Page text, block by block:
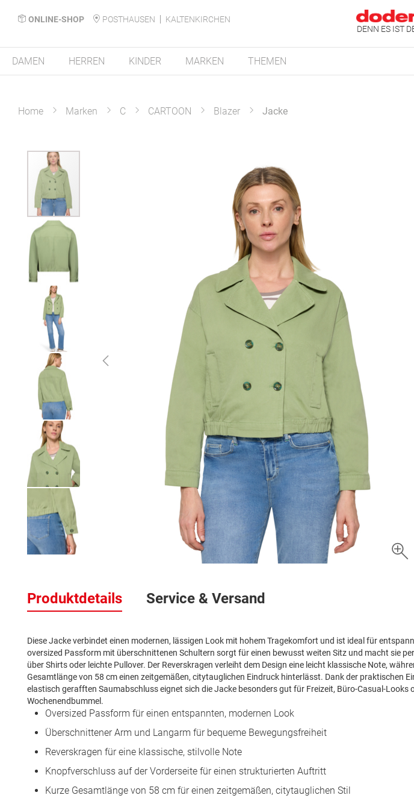
ONLINE-SHOP POSTHAUSEN
KALTENKIRCHEN
DENN ES IST
DAMEN HERREN KINDER MARKEN THEMEN
Home Marken C CARTOON Blazer Jacke
Zum
Ende
der
Bildergalerie
springen
der
Bildergalerie
Produktdetails
Diese Jacke verbindet einen modernen, lässigen Look mit hohem Tragekomfort und ist ideal für
oversized Passform mit überschnittenen Schultern sorgt für einen bewusst weiten Sitz und macht sie
über Shirts oder leichte Pullover. Der Reverskragen verleiht dem Design eine leicht klassische Note,
Gesamtlänge von 58 cm einen zeitgemäßen, citytauglichen Eindruck hinterlässt. Dank der praktischen
elastisch gerafften Saumabschluss eignet sich die Jacke besonders gut für Freizeit, Büro-Casual-Looks
Wochenendbummel.
Oversized Passform für einen entspannten, modernen Look
Überschnittener Arm und Langarm für bequeme Bewegungsfreiheit
Reverskragen für eine klassische, stilvolle Note
Knopfverschluss auf der Vorderseite für einen strukturierten Auftritt
Kurze Gesamtlänge von 58 cm für einen zeitgemäßen, citytauglichen Stil
Service & Versand